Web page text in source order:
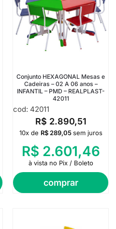
Conjunto HEXAGONAL Mesas e
Cadeiras – 02 A 06 anos –
INFANTIL – PMD – REALPLAST-
42011
cod: 42011
R$ 2.890,51
comprar
10x de R$289,05 sem juros
R$ 2.601,46
à vista no Pix / Boleto